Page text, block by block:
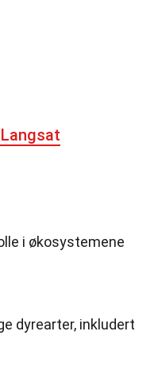
i økosystemene
dyrearter, inkludert